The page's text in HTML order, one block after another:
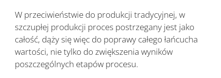
W przeciwieństwie do produkcji tradycyjnej, w
szczupłej produkcji proces postrzegany jest jako
całość, dąży się więc do poprawy całego łańcucha
wartości, nie tylko do zwiększenia wyników
poszczególnych etapów procesu.